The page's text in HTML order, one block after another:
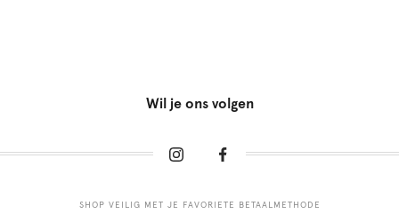
Wil je ons volgen
SHOP VEILIG MET JE FAVORIETE BETAALMETHODE